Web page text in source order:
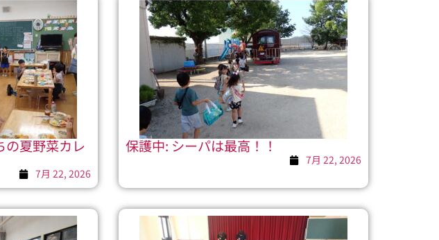
夏野菜カレ
7月 22, 2026
保護中: シーパは最高！！
7月 22, 2026